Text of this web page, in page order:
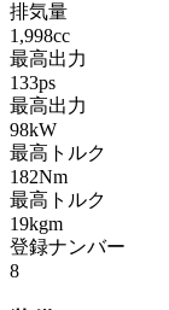
排気量
1,998cc
最高出力
133ps
最高出力
98kW
最高トルク
182Nm
最高トルク
19kgm
登録ナンバー
8